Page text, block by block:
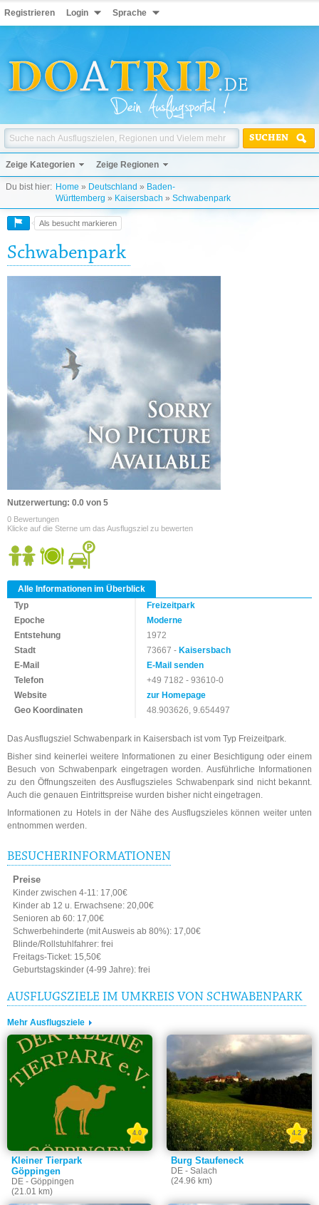
Registrieren Login Sprache
SUCHEN
Zeige Kategorien Zeige Regionen
Du bist hier: Home » Deutschland » Baden-
Württemberg » Kaisersbach » Schwabenpark
Als besucht markieren
Schwabenpark
Nutzerwertung: 0.0 von 5
0 Bewertungen
Klicke auf die Sterne um das Ausflugsziel zu bewerten
Alle Informationen im Überblick
Typ
Freizeitpark
Epoche
Moderne
Entstehung
1972
Stadt
73667 - Kaisersbach
E-Mail
E-Mail senden
Telefon
+49 7182 - 93610-0
Website
zur Homepage
Geo Koordinaten
48.903626, 9.654497
Das Ausflugsziel Schwabenpark in Kaisersbach ist vom Typ Freizeitpark.
Bisher sind keinerlei weitere Informationen zu einer Besichtigung oder einem
Besuch von Schwabenpark eingetragen worden. Ausführliche Informationen
zu den Öffnungszeiten des Ausflugszieles Schwabenpark sind nicht bekannt.
Auch die genauen Eintrittspreise wurden bisher nicht eingetragen.
Informationen zu Hotels in der Nähe des Ausflugszieles können weiter unten
entnommen werden.
BESUCHERINFORMATIONEN
Preise
Kinder zwischen 4-11: 17,00€
Kinder ab 12 u. Erwachsene: 20,00€
Senioren ab 60: 17,00€
Schwerbehinderte (mit Ausweis ab 80%): 17,00€
Blinde/Rollstuhlfahrer: frei
Freitags-Ticket: 15,50€
Geburtstagskinder (4-99 Jahre): frei
AUSFLUGSZIELE IM UMKREIS VON SCHWABENPARK
Mehr Ausflugsziele
Kleiner Tierpark
Göppingen
DE - Göppingen
(21.01 km)
4.0
Burg Staufeneck
DE - Salach
(24.96 km)
4.2